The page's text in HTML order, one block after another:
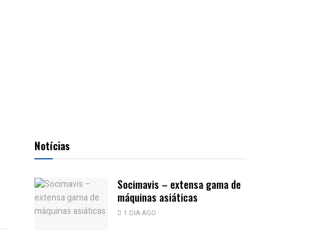
Notícias
Socimavis – extensa gama de
máquinas asiáticas
1 DIA AGO